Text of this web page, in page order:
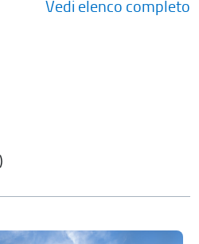
Vedi elenco completo